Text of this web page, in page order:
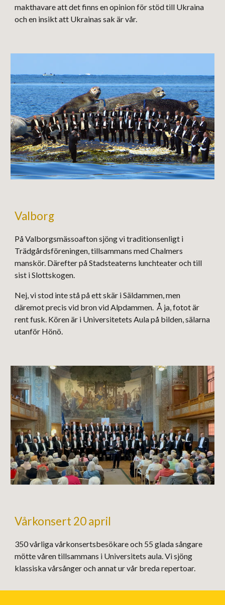
makthavare att det finns en opinion för stöd till Ukraina
och en insikt att Ukrainas sak är vår.
Valborg
På Valborgsmässoafton sjöng vi traditionsenligt i
Trädgårdsföreningen, tillsammans med Chalmers
manskör. Därefter på Stadsteaterns lunchteater och till
sist i Slottskogen.
Nej, vi stod inte stå på ett skär i Säldammen, men
däremot precis vid bron vid Alpdammen. Å ja, fotot är
rent fusk. Kören är i Universitetets Aula på bilden, sälarna
utanför Hönö.
Vårkonsert 20 april
350 vårliga vårkonsertsbesökare och 55 glada sångare
mötte våren tillsammans i Universitets aula. Vi sjöng
klassiska vårsånger och annat ur vår breda repertoar.